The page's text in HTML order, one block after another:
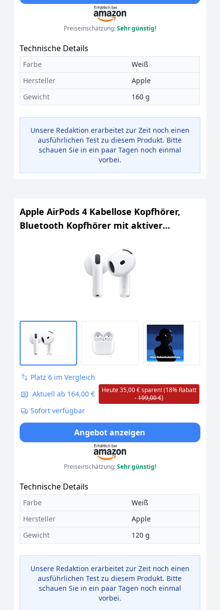
Preiseinschätzung:Sehr günstig!
Technische Details
Farbe
Weiß
Hersteller
Apple
Gewicht
160 g
Unsere Redaktion erarbeitet zur Zeit noch einen
ausführlichen Test zu diesem Produkt. Bitte
schauen Sie in ein paar Tagen noch einmal
vorbei.
Apple AirPods 4 Kabellose Kopfhörer,
Bluetooth Kopfhörer mit aktiver
Audio, Personalisiertes 3D Audio,
Transparenzmodus, USB-C Ladecase,
Kabelloses Laden
Platz 6 im Vergleich
Aktuell ab 164,00 €
Heute 35,00 € sparen! (18% Rabatt
-199,00 €)
Sofort verfügbar
Angebot anzeigen
Preiseinschätzung:Sehr günstig!
Technische Details
Farbe
Weiß
Hersteller
Apple
Gewicht
120 g
Unsere Redaktion erarbeitet zur Zeit noch einen
ausführlichen Test zu diesem Produkt. Bitte
schauen Sie in ein paar Tagen noch einmal
vorbei.